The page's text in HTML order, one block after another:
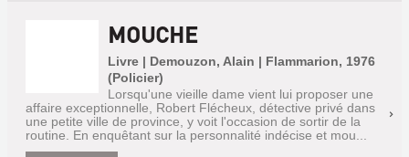
MOUCHE
Livre | Demouzon, Alain | Flammarion, 1976
(Policier)
Lorsqu'une vieille dame vient lui proposer une
affaire exceptionnelle, Robert Flécheux, détective privé dans
une petite ville de province, y voit l'occasion de sortir de la
routine. En enquêtant sur la personnalité indécise et mou...